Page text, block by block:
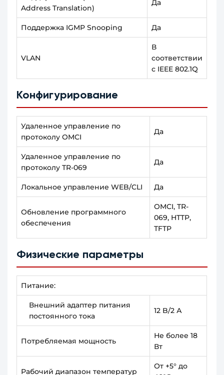
Address Translation)
Да
Поддержка IGMP Snooping Да
VLAN
В
соответствии
с IEEE 802.1Q
Конфигурирование
Удаленное управление по
протоколу OMCI
Да
Удаленное управление по
протоколу TR-069
Да
Локальное управление WEB/CLI Да
Обновление программного
обеспечения
OMCI, TR-
069, HTTP,
TFTP
Физические параметры
Питание:
Внешний адаптер питания
постоянного тока
12 B/2 А
Потребляемая мощность
Не более 18
Вт
Рабочий диапазон температур
От +5° до